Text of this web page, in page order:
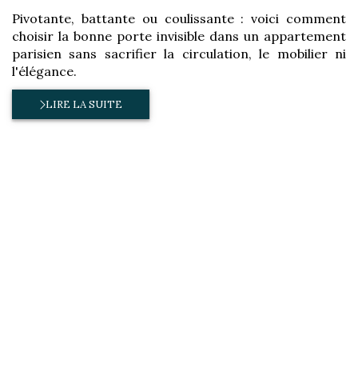
Pivotante, battante ou coulissante : voici comment
choisir la bonne porte invisible dans un appartement
parisien sans sacrifier la circulation, le mobilier ni
l'élégance.
LIRE LA SUITE